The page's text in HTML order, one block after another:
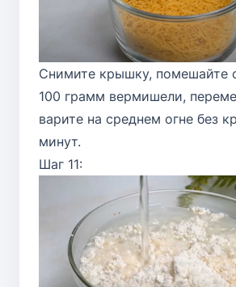
Снимите крышку, помешайте
100 грамм вермишели,
варите на среднем огне без
минут.
Шаг 11: